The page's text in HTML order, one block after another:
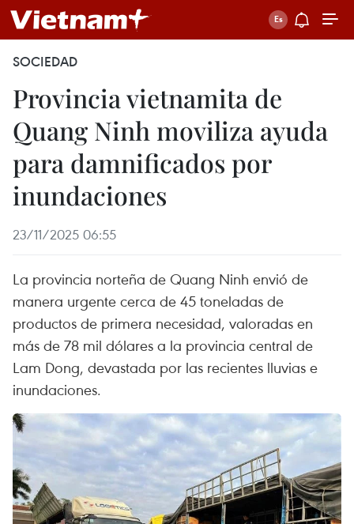
SOCIEDAD
Provincia vietnamita de
Quang Ninh moviliza ayuda
para damnificados por
inundaciones
23/11/2025 06:55
La provincia norteña de Quang Ninh envió de
manera urgente cerca de 45 toneladas de
productos de primera necesidad, valoradas en
más de 78 mil dólares a la provincia central de
Lam Dong, devastada por las recientes lluvias e
inundaciones.